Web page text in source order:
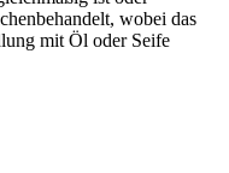
wobei das
mit Öl oder Seife